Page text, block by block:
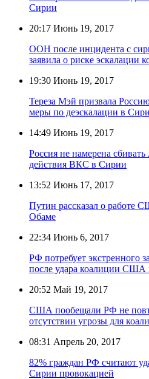
Сирии
20:17 Июнь 19, 2017
ООН после инцидента с
заявила о риске эскалации
19:30 Июнь 19, 2017
Тереза Мэй призвала
меры по деэскалации в
14:49 Июнь 19, 2017
Россия не намерена
действия ВКС в Сирии
13:52 Июнь 17, 2017
Путин рассказал о
Обаме
22:34 Июнь 6, 2017
РФ потребует экстренного
после удара коалиции США
20:52 Май 19, 2017
США пообещали РФ не
отсутствии угрозы для
08:31 Апрель 20, 2017
82% граждан РФ считают
Сирии провокацией